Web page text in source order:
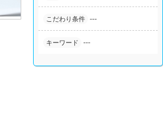
こだわり条件 ---
キーワード ---